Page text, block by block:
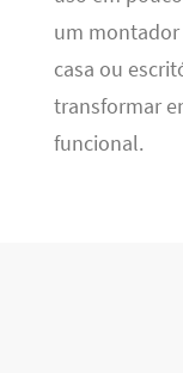
um montador
casa ou
transformar
funcional.